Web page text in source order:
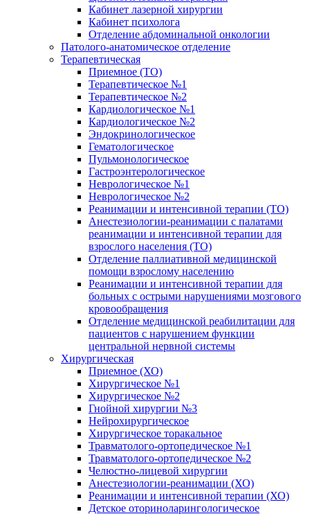
Кабинет лазерной хирургии
Кабинет психолога
Отделение абдоминальной онкологии
Патолого-анатомическое отделение
Терапевтическая
Приемное (ТО)
Терапевтическое №1
Терапевтическое №2
Кардиологическое №1
Кардиологическое №2
Эндокринологическое
Гематологическое
Пульмонологическое
Гастроэнтерологическое
Неврологическое №1
Неврологическое №2
Реанимации и интенсивной терапии (ТО)
Анестезиологии-реанимации с палатами
реанимации и интенсивной терапии для
взрослого населения (ТО)
Отделение паллиативной медицинской
помощи взрослому населению
Реанимации и интенсивной терапии для
больных с острыми нарушениями мозгового
кровообращения
Отделение медицинской реабилитации для
пациентов с нарушением функции
центральной нервной системы
Хирургическая
Приемное (ХО)
Хирургическое №1
Хирургическое №2
Гнойной хирургии №3
Нейрохирургическое
Хирургическое торакальное
Травматолого-ортопедическое №1
Травматолого-ортопедическое №2
Челюстно-лицевой хирургии
Анестезиологии-реанимации (ХО)
Реанимации и интенсивной терапии (ХО)
Детское оториноларингологическое